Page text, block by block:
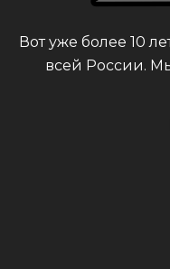
Вот уже более 10
всей России.